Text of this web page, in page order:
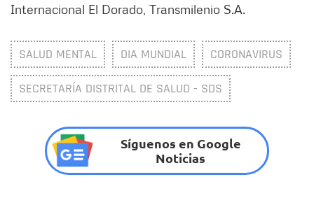
Internacional El Dorado, Transmilenio S.A.
SALUD MENTAL DIA MUNDIAL CORONAVIRUS
SECRETARÍA DISTRITAL DE SALUD - SDS
Síguenos en Google
Noticias